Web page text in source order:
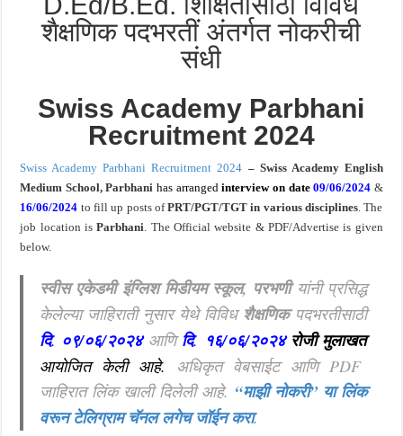
शैक्षणिक पदभरतीं अंतर्गत नोकरीची
संधी
Swiss Academy Parbhani
Recruitment 2024
Swiss Academy Parbhani Recruitment 2024 – Swiss Academy English
Medium School, Parbhani has arrangedinterview on date09/06/2024 &
16/06/2024 to fill up posts ofPRT/PGT/TGT in various disciplines . The
job location isParbhani . The Officialwebsite & PDF/Advertise is given
below.
स्वीस एकेडमी इंग्लिश मिडीयम स्कूल, परभणीयांनी प्रसिद्ध
केलेल्या जाहिराती नुसार येथे विविध शैक्षणिक पदभरतीसाठी
दि. ०९/०६/२०२४ आणिदि. १६/०६/२०२४ रोजी मुलाखत
आयोजित केली आहे. अधिकृत वेबसाईट आणि PDF
जाहिरात लिंक खाली दिलेली आहे. “माझी नोकरी” या लिंक
वरून टेलिग्राम चॅनल लगेच जॉईन करा.